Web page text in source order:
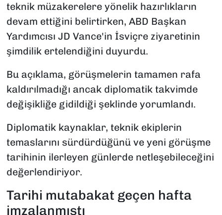
teknik müzakerelere yönelik hazırlıkların
devam ettiğini belirtirken, ABD Başkan
Yardımcısı JD Vance'in İsviçre ziyaretinin
şimdilik ertelendiğini duyurdu.
Bu açıklama, görüşmelerin tamamen rafa
kaldırılmadığı ancak diplomatik takvimde
değişikliğe gidildiği şeklinde yorumlandı.
Diplomatik kaynaklar, teknik ekiplerin
temaslarını sürdürdüğünü ve yeni görüşme
tarihinin ilerleyen günlerde netleşebileceğini
değerlendiriyor.
Tarihi mutabakat geçen hafta
imzalanmıştı